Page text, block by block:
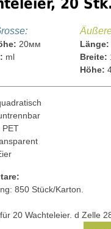
20 Stk.
20мм
ml
Länge:
Breite:
Höhe:
PET
850 Stück/Karton.
20 Wachteleier. d Zelle